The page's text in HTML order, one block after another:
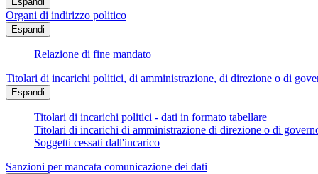
Organi di indirizzo politico
Espandi
Relazione di fine mandato
Titolari di incarichi politici, di amministrazione, di direzione o di
Espandi
Titolari di incarichi politici - dati in formato tabellare
Titolari di incarichi di amministrazione di direzione o di
Soggetti cessati dall'incarico
Sanzioni per mancata comunicazione dei dati